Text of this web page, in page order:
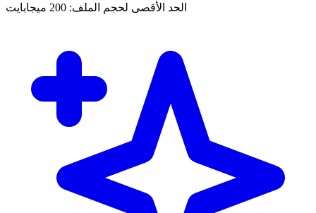
الحد الأقصى لحجم الملف: 200 ميجابايت